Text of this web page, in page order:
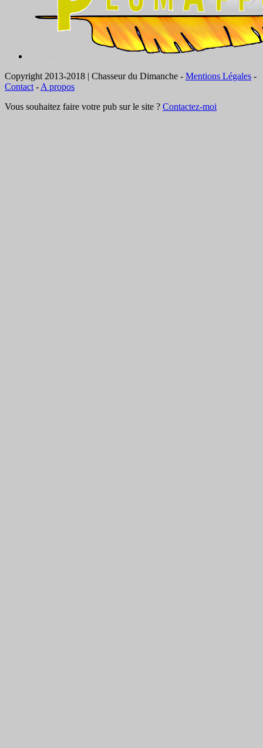
Copyright 2013-2018 | Chasseur du Dimanche - Mentions Légales -
Contact - A propos
Vous souhaitez faire votre pub sur le site ? Contactez-moi